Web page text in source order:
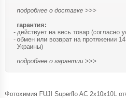
подробнее о доставке >>>
гарантия:
действует на весь товар (согласно
обмен или возврат на протяжении
Украины)
подробнее о гарантии >>>
Фотохимия FUJI Superflo AC 2x10x10L